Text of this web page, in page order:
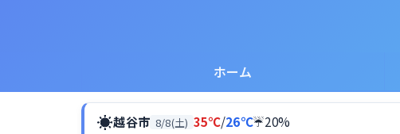
ホーム
☀越谷市 8/8(土) 35℃/26℃☔20%